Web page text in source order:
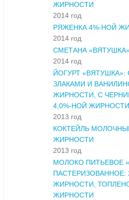
ЖИРНОСТИ
2014 год
РЯЖЕНКА 4%-НОЙ
2014 год
СМЕТАНА
2014 год
ЙОГУРТ
ЗЛАКАМИ И
ЖИРНОСТИ, С
4,0%-НОЙ ЖИРНОСТИ
2013 год
КОКТЕЙЛЬ
ЖИРНОСТИ
2013 год
МОЛОКО ПИТЬЕВОЕ
ПАСТЕРИЗОВАННОЕ:
ЖИРНОСТИ,
ЖИРНОСТИ